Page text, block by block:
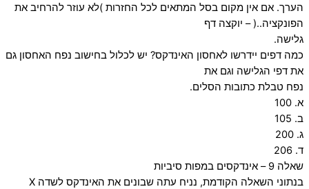
הערך. אם אין מקום בסל המתאים לכל החזרות )לא עוזר להרחיב את
הפונקציה..( – יוקצה דף
גלישה.
כמה דפים יידרשו לאחסון האינדקס? יש לכלול בחישוב נפח האחסון גם
את דפי הגלישה וגם את
נפח טבלת כתובות הסלים.
א. 100
ב. 105
ג. 200
ד. 206
שאלה 9 – אינדקסים במפות סיביות
בנתוני השאלה הקודמת, נניח עתה שבונים את האינדקס לשדה X